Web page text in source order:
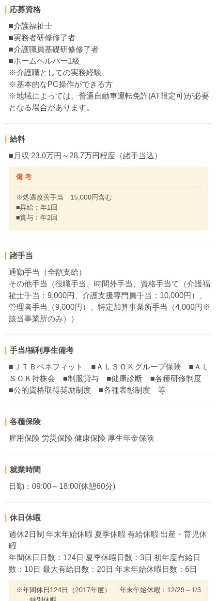
応募資格
■介護福祉士
■実務者研修修了者
■介護職員基礎研修修了者
■ホームヘルパー1級
※介護職としての実務経験
※基本的なPC操作ができる方
※地域によっては、普通自動車運転免許(AT限定可)が必要
となる場合があります。
給料
■月収 23.0万円～28.7万円程度（諸手当込）
備 考
※処遇改善手当 15,000円含む
■昇給：年1回
■賞与：年2回
諸手当
通勤手当（全額支給）
その他手当（役職手当、時間外手当、資格手当て（介護福
祉士手当：9,000円、介護支援専門員手当：10,000円）、
管理者手当（9,000円）、特定加算事業所手当（4,000円※
該当事業所のみ））
手当/福利厚生備考
■ＪＴＢベネフィット ■ＡＬＳＯＫグループ保険 ■ＡＬ
ＳＯＫ持株会 ■制服貸与 ■健康診断 ■各種研修制度
■公的資格取得奨励制度 ■各種表彰制度 等
各種保険
雇用保険 労災保険 健康保険 厚生年金保険
就業時間
日勤：09:00～18:00(休憩60分)
休日休暇
週休2日制 年末年始休暇 夏季休暇 有給休暇 出産・育児休
暇
年間休日日数：124日 夏季休暇日数：3日 初年度有給日
数：10日 最大有給日数：20日 年末年始休暇日数：6日
※年間休日124日（2017年度） 年末年始休暇：12/29～1/3